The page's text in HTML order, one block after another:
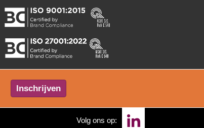
Inschrijven
Volg ons op: